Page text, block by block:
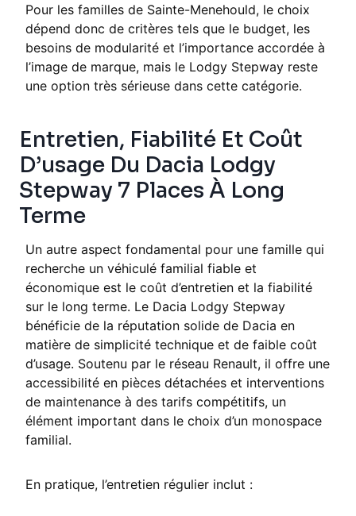
Technologie embarquée, confort
Peugeot Rifter
5-7
Essence, Diesel
Polyvalence, design
Volkswagen Touran
27 000 – 35 000
7
Essence, Diesel, Hybride
Finition premium, technologie
30 000 – 40 000
Pour les familles de Sainte-Menehould, le choix
dépend donc de critères tels que le budget, les
besoins de modularité et l’importance accordée à
l’image de marque, mais le Lodgy Stepway reste
une option très sérieuse dans cette catégorie.
Entretien, Fiabilité Et Coût
D’usage Du Dacia Lodgy
Stepway 7 Places À Long
Terme
Un autre aspect fondamental pour une famille qui
recherche un véhiculé familial fiable et
économique est le coût d’entretien et la fiabilité
sur le long terme. Le Dacia Lodgy Stepway
bénéficie de la réputation solide de Dacia en
matière de simplicité technique et de faible coût
d’usage. Soutenu par le réseau Renault, il offre une
accessibilité en pièces détachées et interventions
de maintenance à des tarifs compétitifs, un
élément important dans le choix d’un monospace
familial.
En pratique, l’entretien régulier inclut :